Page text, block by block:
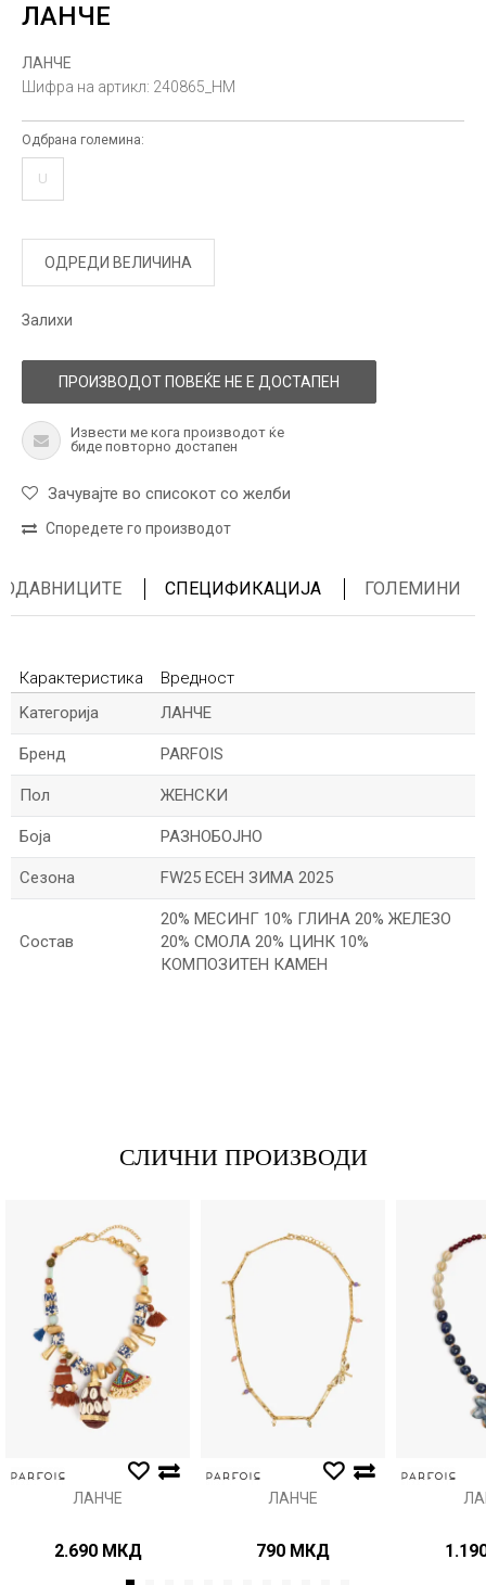
ЛАНЧЕ
ЛАНЧЕ
Шифра на артикл: 240865_HM
Одбрана големина:
U
ОДРЕДИ ВЕЛИЧИНА
Залихи
ПРОИЗВОДОТ ПОВЕЌЕ НЕ Е ДОСТАПЕН
Извести ме кога производот ќе
биде повторно достапен
Зачувајте во списокот со желби
Споредете го производот
СПЕЦИФИКАЦИЈА ГОЛЕМИНИ
Карактеристика
Вредност
Kатегорија
ЛАНЧЕ
Бренд PARFOIS
Пол ЖЕНСКИ
Боја РАЗНОБОЈНО
Сезона FW25 ЕСЕН ЗИМА 2025
Состав
20% МЕСИНГ 10% ГЛИНА 20% ЖЕЛЕЗО
20% СМОЛА 20% ЦИНК 10%
КОМПОЗИТЕН КАМЕН
Анти спам заштита - пресметајте колку е 2 + 3 :
СЛИЧНИ ПРОИЗВОДИ
ЛАНЧЕ
2.690 МКД
ЛАНЧЕ
790 МКД